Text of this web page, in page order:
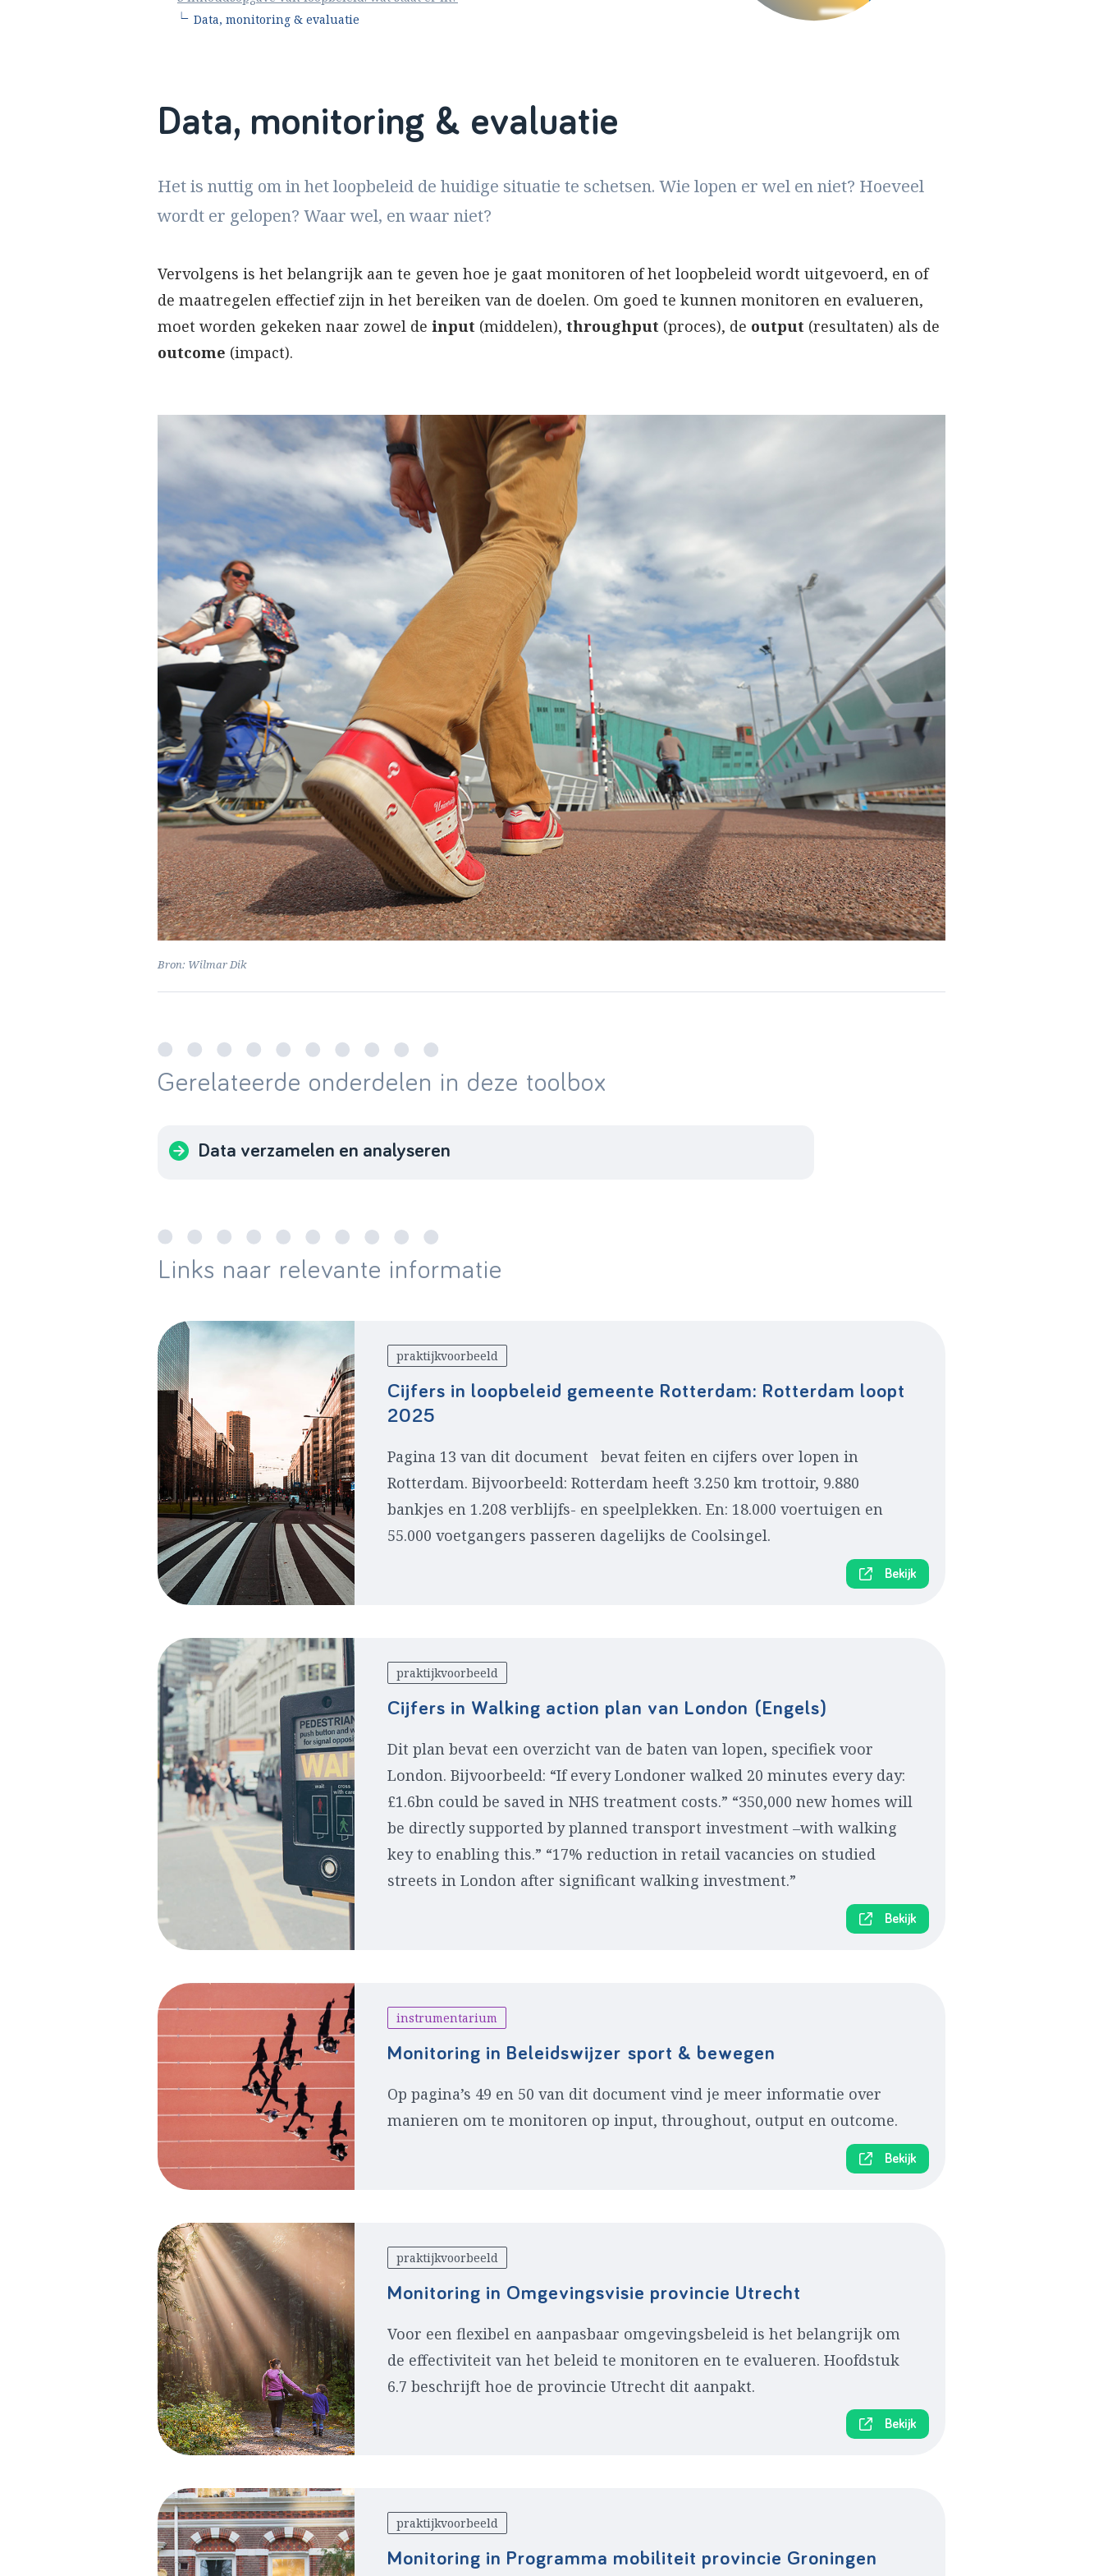
∟
Data, monitoring & evaluatie
Data, monitoring & evaluatie
Het is nuttig om in het loopbeleid de huidige situatie te schetsen. Wie lopen er wel en niet? Hoeveel
wordt er gelopen? Waar wel, en waar niet?
Vervolgens is het belangrijk aan te geven hoe je gaat monitoren of het loopbeleid wordt uitgevoerd, en of
de maatregelen effectief zijn in het bereiken van de doelen. Om goed te kunnen monitoren en evalueren,
moet worden gekeken naar zowel de input (middelen), throughput (proces), de output (resultaten) als de
outcome (impact).
Bron: Wilmar Dik
Gerelateerde onderdelen in deze toolbox
Data verzamelen en analyseren
Links naar relevante informatie
praktijkvoorbeeld
Cijfers in loopbeleid gemeente Rotterdam: Rotterdam loopt
2025
Pagina 13 van dit document bevat feiten en cijfers over lopen in
Rotterdam. Bijvoorbeeld: Rotterdam heeft 3.250 km trottoir, 9.880
bankjes en 1.208 verblijfs- en speelplekken. En: 18.000 voertuigen en
55.000 voetgangers passeren dagelijks de Coolsingel.
Bekijk
praktijkvoorbeeld
Cijfers in Walking action plan van London (Engels)
Dit plan bevat een overzicht van de baten van lopen, specifiek voor
London. Bijvoorbeeld: “If every Londoner walked 20 minutes every day:
£1.6bn could be saved in NHS treatment costs.” “350,000 new homes will
be directly supported by planned transport investment –with walking
key to enabling this.” “17% reduction in retail vacancies on studied
streets in London after significant walking investment.”
Bekijk
instrumentarium
Monitoring in Beleidswijzer sport & bewegen
Op pagina’s 49 en 50 van dit document vind je meer informatie over
manieren om te monitoren op input, throughout, output en outcome.
Bekijk
praktijkvoorbeeld
Monitoring in Omgevingsvisie provincie Utrecht
Voor een flexibel en aanpasbaar omgevingsbeleid is het belangrijk om
de effectiviteit van het beleid te monitoren en te evalueren. Hoofdstuk
6.7 beschrijft hoe de provincie Utrecht dit aanpakt.
Bekijk
praktijkvoorbeeld
Monitoring in Programma mobiliteit provincie Groningen